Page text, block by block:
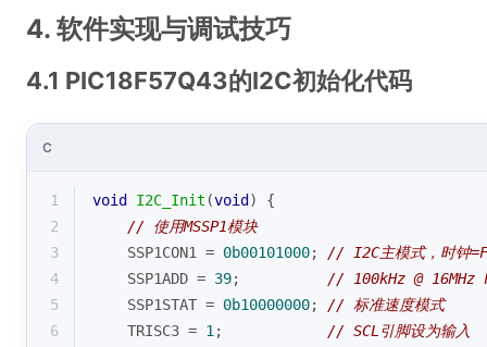
4. 软件实现与调试技巧
4.1 PIC18F57Q43的I2C初始化代码
C
1 void I2C_Init (void )
{
2
// 使用MSSP1模块
3
    SSP1CON1 =
0b00101000; // I2C主模式，时钟
4
    SSP1ADD =
39; // 100kHz @ 16MHz
5
    SSP1STAT =
0b10000000; // 标准速度模式
6
    TRISC3 =
1 ; // SCL引脚设为输入